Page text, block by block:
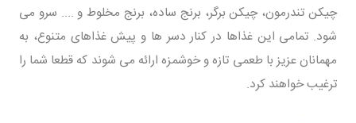
چیکن تندرمون، چیکن برگر، برنج ساده، برنج مخلوط و .... سرو می
شود. تمامی این غذاها در کنار دسر ها و پیش غذاهای متنوع، به
مهمانان عزیز با طعمی تازه و خوشمزه ارائه می شوند که قطعا شما را
ترغیب خواهند کرد.